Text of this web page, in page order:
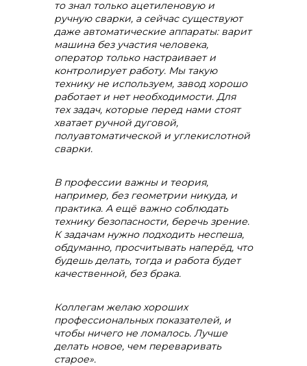
то знал только ацетиленовую и
ручную сварки, а сейчас существуют
даже автоматические аппараты: варит
машина без участия человека,
оператор только настраивает и
контролирует работу. Мы такую
технику не используем, завод хорошо
работает и нет необходимости. Для
тех задач, которые перед нами стоят
хватаетручной дуговой,
полуавтоматической и углекислотной
сварки.
В профессии важны и теория,
например, без геометрии никуда, и
практика. А ещё важно соблюдать
технику безопасности, беречь зрение.
К задачам нужно подходить неспеша,
обдуманно, просчитывать наперёд, что
будешь делать, тогда и работа будет
качественной, без брака.
Коллегам желаю хороших
профессиональных показателей, и
чтобы ничего не ломалось. Лучше
делать новое, чем переваривать
старое».